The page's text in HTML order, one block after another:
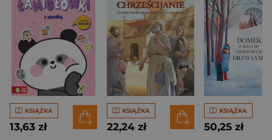
KSIĄŻKA
13,63 zł
KSIĄŻKA
22,24 zł
KSIĄŻKA
50,25 zł